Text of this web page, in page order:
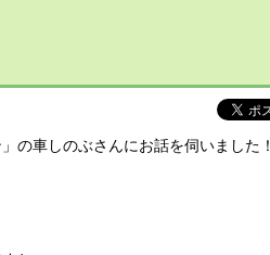
の車しのぶさんにお話を伺いました！